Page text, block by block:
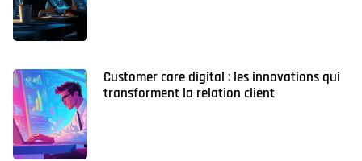
Customer care digital : les innovations qui
transforment la relation client